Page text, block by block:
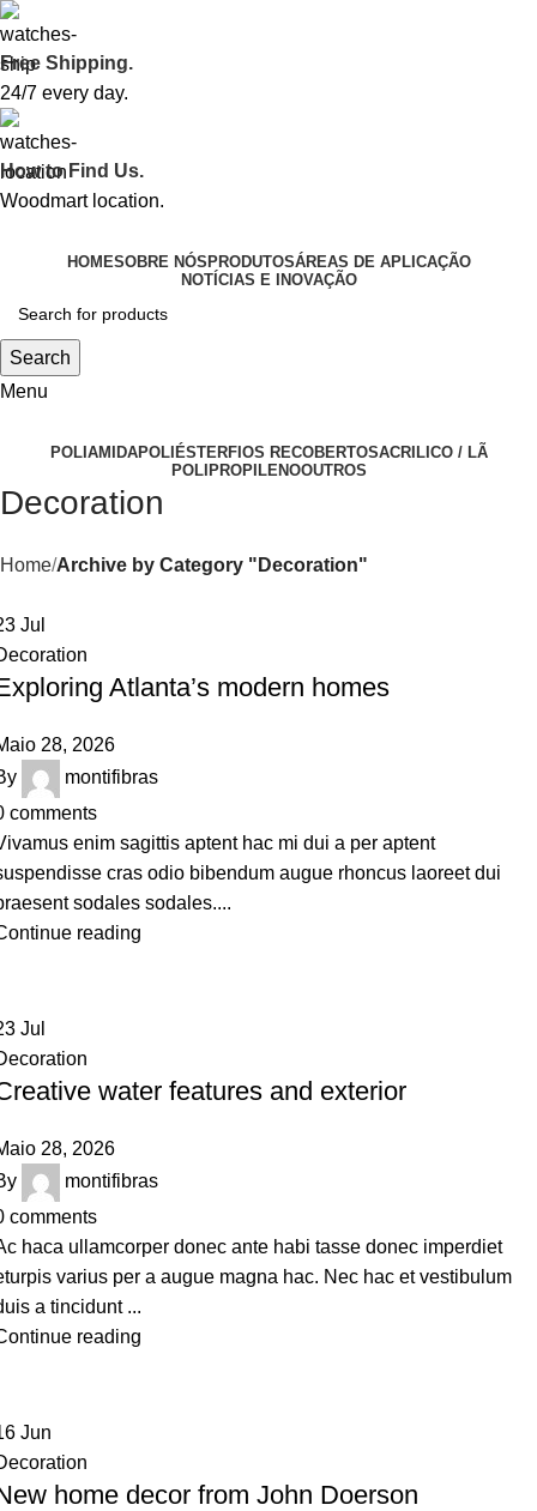
Free Shipping.
24/7 every day.
How to Find Us.
Woodmart location.
HOMESOBRE NÓS PRODUTOSÁREAS DE APLICAÇÃO
NOTÍCIAS E INOVAÇÃO
Search
Menu
POLIAMIDAPOLIÉSTERFIOS RECOBERTOSACRILICO / LÃ
POLIPROPILENOOUTROS
Decoration
Home Archive by Category "Decoration"
Jul
Atlanta’s modern homes
28, 2026
montifibras
comments
enim sagittis aptent hac mi dui a per aptent
cras odio bibendum augue rhoncus laoreet dui
sodales sodales....
reading
Jul
water features and exterior
28, 2026
montifibras
comments
haca ullamcorper donec ante habi tasse donec imperdiet
varius per a augue magna hac. Nec hac et vestibulum
a tincidunt ...
reading
Jun
home decor from John Doerson